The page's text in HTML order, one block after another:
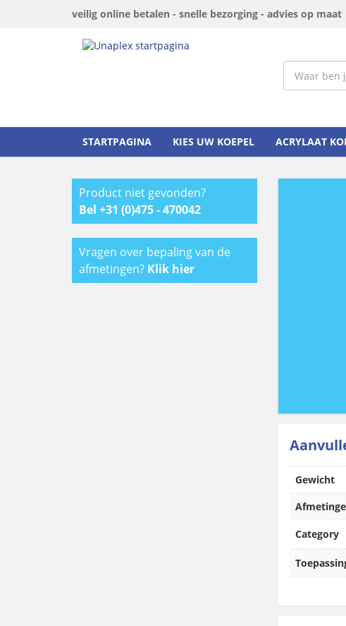
veilig online betalen - snelle bezorging - advies op maat
STARTPAGINA KIES UW KOEPEL ACRYLAAT
Product niet gevonden?
Bel +31 (0)475 - 470042
Vragen over bepaling van de
afmetingen? Klik hier
Gewicht
Category